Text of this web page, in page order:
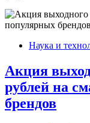
Наука и
Акция
рублей на
брендов